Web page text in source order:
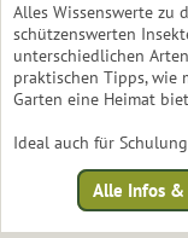
Alles Wissenswerte zu
schützenswerten
unterschiedlichen
praktischen Tipps, wie
Garten eine Heimat
Ideal auch für
Alle Infos